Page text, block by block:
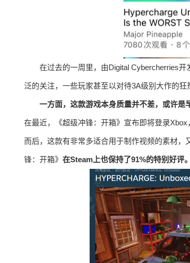
在过去的一周里，由Digital Cybercherries
泛的关注，一些玩家甚至以对待3A级别大作的
一方面，这款游戏本身质量并不差，或许是
在最近，《超级冲锋：开箱》宣布即将登录
而后，这款有非常多适合用于制作视频的素材
锋：开箱》 在Steam上也保持了91%的特别好评。